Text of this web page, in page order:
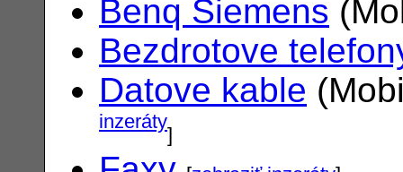
Benq Siemens
Bezdrotove
Datove kable
inzeráty]